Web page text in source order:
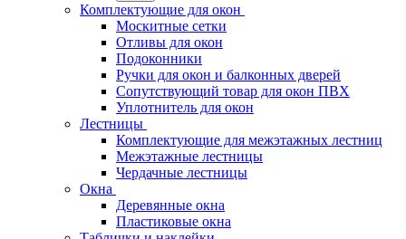
Комплектующие для окон
Москитные сетки
Отливы для окон
Подоконники
Ручки для окон и балконных дверей
Сопутствующий товар для окон ПВХ
Уплотнитель для окон
Лестницы
Комплектующие для межэтажных лестниц
Межэтажные лестницы
Чердачные лестницы
Окна
Деревянные окна
Пластиковые окна